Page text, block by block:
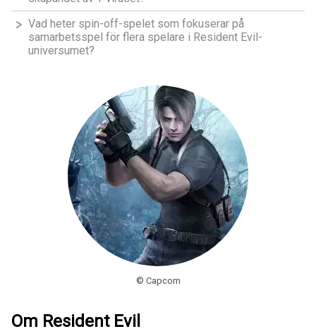
Vad heter spin-off-spelet som fokuserar på
samarbetsspel för flera spelare i Resident Evil-
universumet?
© Capcom
Om Resident Evil